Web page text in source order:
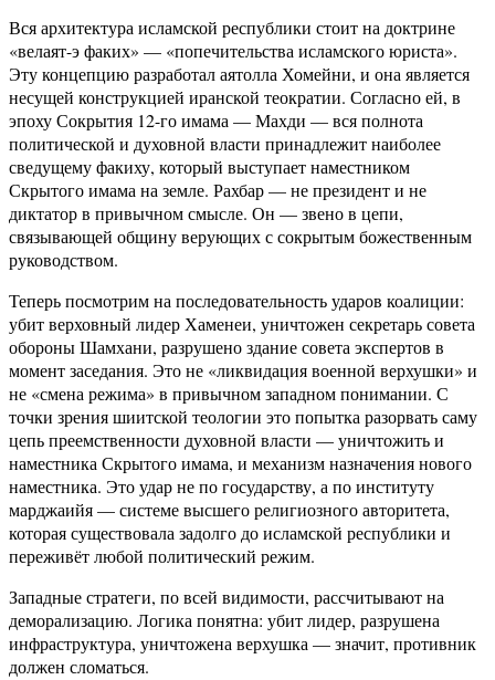
Вся архитектура исламской республики стоит на доктрине
«велаят-э факих» — «попечительства исламского юриста».
Эту концепцию разработал аятолла Хомейни, и она является
несущей конструкцией иранской теократии. Согласно ей, в
эпоху Сокрытия 12-го имама — Махди — вся полнота
политической и духовной власти принадлежит наиболее
сведущему факиху, который выступает наместником
Скрытого имама на земле. Рахбар — не президент и не
диктатор в привычном смысле. Он — звено в цепи,
связывающей общину верующих с сокрытым божественным
руководством.
Теперь посмотрим на последовательность ударов коалиции:
убит верховный лидер Хаменеи, уничтожен секретарь совета
обороны Шамхани, разрушено здание совета экспертов в
момент заседания. Это не «ликвидация военной верхушки» и
не «смена режима» в привычном западном понимании. С
точки зрения шиитской теологии это попытка разорвать саму
цепь преемственности духовной власти — уничтожить и
наместника Скрытого имама, и механизм назначения нового
наместника. Это удар не по государству, а по институту
марджаийя — системе высшего религиозного авторитета,
которая существовала задолго до исламской республики и
переживёт любой политический режим.
Западные стратеги, по всей видимости, рассчитывают на
деморализацию. Логика понятна: убит лидер, разрушена
инфраструктура, уничтожена верхушка — значит, противник
должен сломаться.